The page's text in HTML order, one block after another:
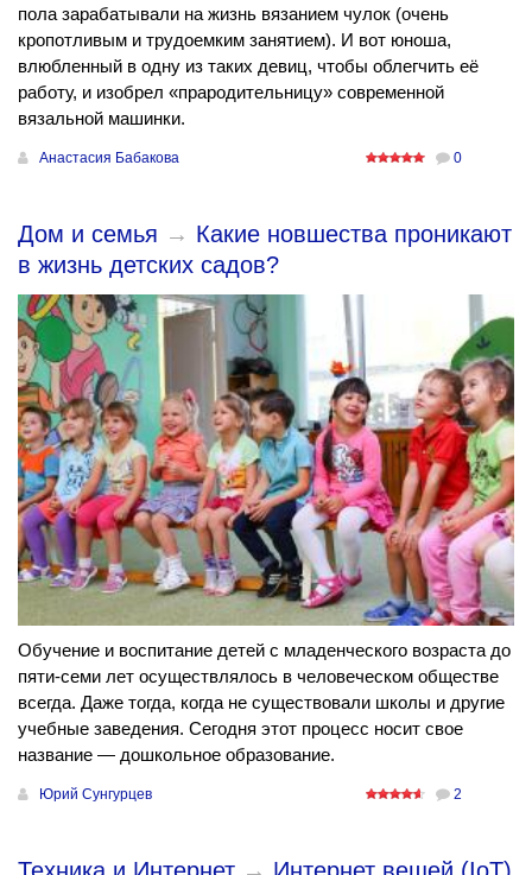
пола зарабатывали на жизнь вязанием чулок (очень
кропотливым и трудоемким занятием). И вот юноша,
влюбленный в одну из таких девиц, чтобы облегчить её
работу, и изобрел «прародительницу» современной
вязальной машинки.
Анастасия Бабакова 0
Дом и семья → Какие новшества проникают
в жизнь детских садов?
Обучение и воспитание детей с младенческого возраста до
пяти-семи лет осуществлялось в человеческом обществе
всегда. Даже тогда, когда не существовали школы и другие
учебные заведения. Сегодня этот процесс носит свое
название — дошкольное образование.
Юрий Сунгурцев 2